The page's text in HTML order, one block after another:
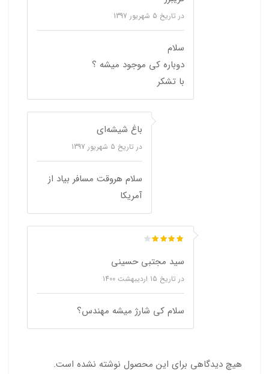
در تاریخ 5 شهریور 1397
سلام
دوباره کی موجود میشه ؟
با تشکر
باغ شیشه‌ای
در تاریخ 5 شهریور 1397
سلام هروقت مسافر بیاد از
آمریکا
سید مجتبی حسینی
در تاریخ 15 اردیبهشت 1400
سلام کی شارژ میشه مهندس؟
هیچ دیدگاهی برای این محصول نوشته نشده است.